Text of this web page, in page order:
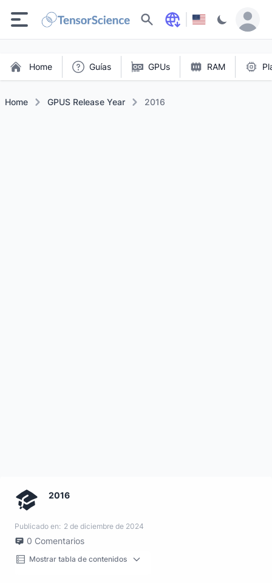
Buscar
Home Guías GPUs RAM
Home GPUS Release Year 2016
2016
Publicado en: 2 de diciembre de 2024
0 Comentarios
Mostrar tabla de contenidos